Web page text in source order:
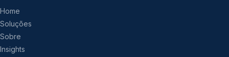
Home
Soluções
Sobre
Insights